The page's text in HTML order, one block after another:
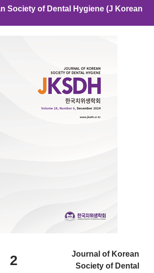
Society of Dental Hygiene (J Korean
2
Journal of Korean
Society of Dental